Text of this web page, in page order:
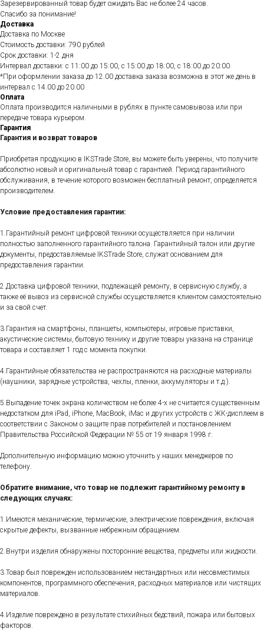
Зарезервированный товар будет ожидать Вас не более 24 часов.
Спасибо за понимание!
Доставка
Доставка по Москве
Стоимость доставки: 790 рублей
Срок доставки: 1-2 дня
Интервал доставки: с 11:00 до 15:00, с 15:00 до 18:00, с 18:00 до 20:00
*При оформлении заказа до 12.00 доставка заказа возможна в этот же день в
интервал с 14.00 до 20.00
Оплата
Оплата производится наличными в рублях в пункте самовывоза или при
передаче товара курьером.
Гарантия
Гарантия и возврат товаров
Приобретая продукцию в IKSTrade Store, вы можете быть уверены, что получите
абсолютно новый и оригинальный товар с гарантией. Период гарантийного
обслуживания, в течение которого возможен бесплатный ремонт, определяется
производителем.
Условие предоставления гарантии:
1.Гарантийный ремонт цифровой техники осуществляется при наличии
полностью заполненного гарантийного талона. Гарантийный талон или другие
документы, предоставляемые IKSTrade Store, служат основанием для
предоставления гарантии.
2.Доставка цифровой техники, подлежащей ремонту, в сервисную службу, а
также её вывоз из сервисной службы осуществляется клиентом самостоятельно
и за свой счет.
3.Гарантия на смартфоны, планшеты, компьютеры, игровые приставки,
акустические системы, бытовую технику и другие товары указана на странице
товара и составляет 1 год с момента покупки.
4.Гарантийные обязательства не распространяются на расходные материалы
(наушники, зарядные устройства, чехлы, пленки, аккумуляторы и т.д.).
5.Выпадение точек экрана количеством не более 4-х не считается существенным
недостатком для iPad, iPhone, MacBook, iMac и других устройств с ЖК-дисплеем в
соответствии с Законом о защите прав потребителей и постановлением
Правительства Российской Федерации № 55 от 19 января 1998 г.
Дополнительную информацию можно уточнить у наших менеджеров по
телефону.
Обратите внимание, что товар не подлежит гарантийному ремонту в
следующих случаях:
1.Имеются механические, термические, электрические повреждения, включая
скрытые дефекты, вызванные небрежным обращением.
2.Внутри изделия обнаружены посторонние вещества, предметы или жидкости.
3.Товар был поврежден использованием нестандартных или несовместимых
компонентов, программного обеспечения, расходных материалов или чистящих
материалов.
4.Изделие повреждено в результате стихийных бедствий, пожара или бытовых
факторов.